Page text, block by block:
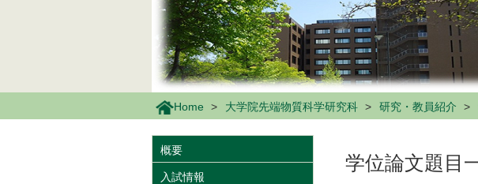
Home 大学院先端物質科学研究科 研究・教員紹介
学位論文題目
概要
入試情報